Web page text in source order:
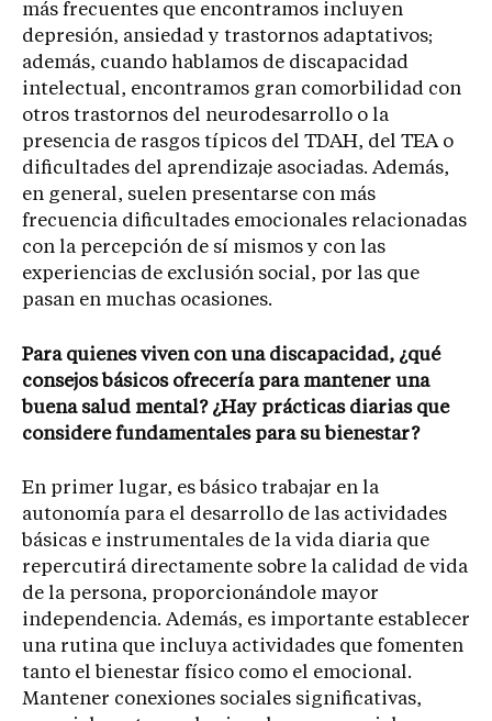
más frecuentes que encontramos incluyen
depresión, ansiedad y trastornos adaptativos;
además, cuando hablamos de discapacidad
intelectual, encontramos gran comorbilidad con
otros trastornos del neurodesarrollo o la
presencia de rasgos típicos del TDAH, del TEA o
dificultades del aprendizaje asociadas. Además,
en general, suelen presentarse con más
frecuencia dificultades emocionales relacionadas
con la percepción de sí mismos y con las
experiencias de exclusión social, por las que
pasan en muchas ocasiones.
Para quienes viven con una discapacidad, ¿qué
consejos básicos ofrecería para mantener una
buena salud mental? ¿Hay prácticas diarias que
considere fundamentales para su bienestar?
En primer lugar, es básico trabajar en la
autonomía para el desarrollo de las actividades
básicas e instrumentales de la vida diaria que
repercutirá directamente sobre la calidad de vida
de la persona, proporcionándole mayor
independencia. Además, es importante establecer
una rutina que incluya actividades que fomenten
tanto el bienestar físico como el emocional.
Mantener conexiones sociales significativas,